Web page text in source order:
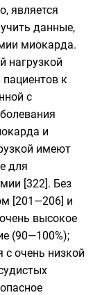
является
данные,
миокарда.
нагрузкой
пациентов к
с
и
имеют
для
[322]. Без
[201—206] и
высокое
(90—100%);
с очень низкой